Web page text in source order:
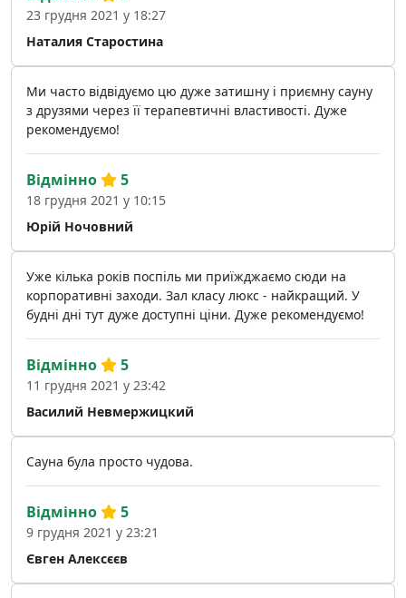
Наталия Старостина
23 грудня 2021 у 18:27
Ми часто відвідуємо цю дуже затишну і приємну сауну
з друзями через її терапевтичні властивості. Дуже
рекомендуємо!
Юрій Ночовний
Відмінно 5
18 грудня 2021 у 10:15
Уже кілька років поспіль ми приїжджаємо сюди на
корпоративні заходи. Зал класу люкс - найкращий. У
будні дні тут дуже доступні ціни. Дуже рекомендуємо!
Василий Невмержицкий
Відмінно 5
11 грудня 2021 у 23:42
Сауна була просто чудова.
Євген Алексєєв
Відмінно 5
9 грудня 2021 у 23:21